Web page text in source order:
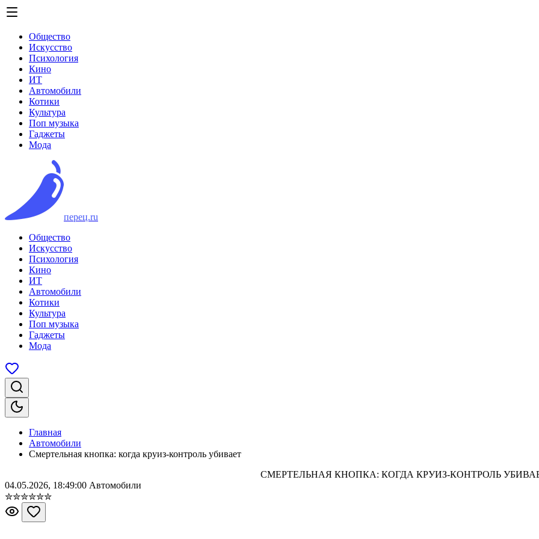
Общество
Искусство
Психология
Кино
ИТ
Автомобили
Котики
Культура
Поп музыка
Гаджеты
Мода
перец.ru
Общество
Искусство
Психология
Кино
ИТ
Автомобили
Котики
Культура
Поп музыка
Гаджеты
Мода
Главная
Автомобили
Смертельная кнопка: когда круиз-контроль убивает
СМЕРТЕЛЬНАЯ КНОПКА: КОГДА КРУИЗ-КОНТРОЛЬ
04.05.2026, 18:49:00 Автомобили
✮✮✮✮✮✮